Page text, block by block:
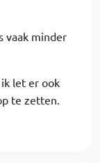
vaak minder
let er ook
te zetten.